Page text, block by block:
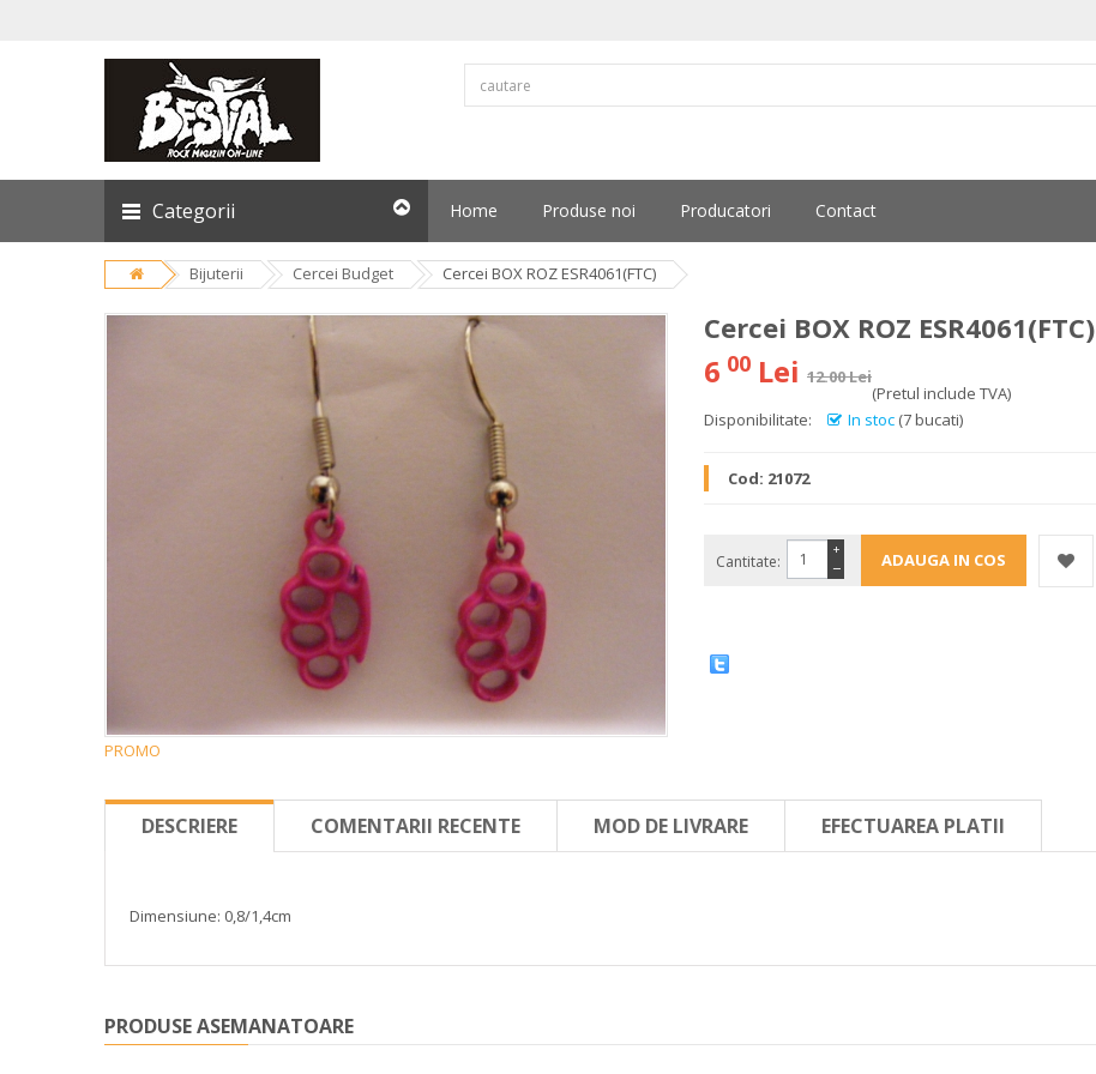
Categorii Home Produse noi Producatori Contact
Bijuterii Cercei Budget Cercei BOX ROZ ESR4061(FTC)
PROMO
Cercei BOX ROZ ESR4061(FTC)
6 00 Lei 12.00 Lei
(Pretul include TVA)
Disponibilitate:
In stoc (7 bucati)
Cod: 21072
Cantitate: −
+
DESCRIERE COMENTARII RECENTE MOD DE LIVRARE EFECTUAREA PLATII
Dimensiune: 0,8/1,4cm
PRODUSE ASEMANATOARE